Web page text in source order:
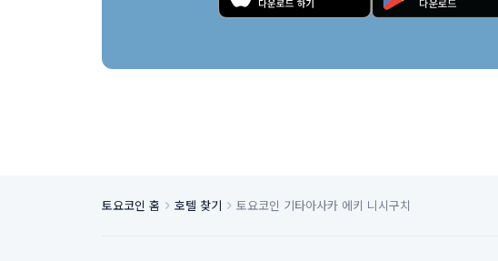
토요코인 홈 호텔 찾기 토요코인 기타아사카 에키 니시구치